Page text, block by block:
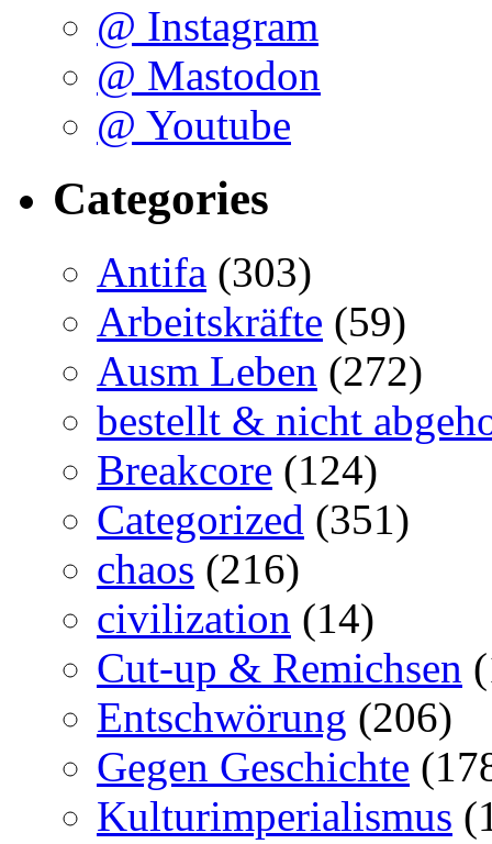
@ Instagram
@ Mastodon
@ Youtube
Categories
Antifa (303)
Arbeitskräfte (59)
Ausm Leben (272)
bestellt & nicht
Breakcore (124)
Categorized (351)
chaos (216)
civilization (14)
Cut-up & Remichsen
Entschwörung (206)
Gegen Geschichte
Kulturimperialismus